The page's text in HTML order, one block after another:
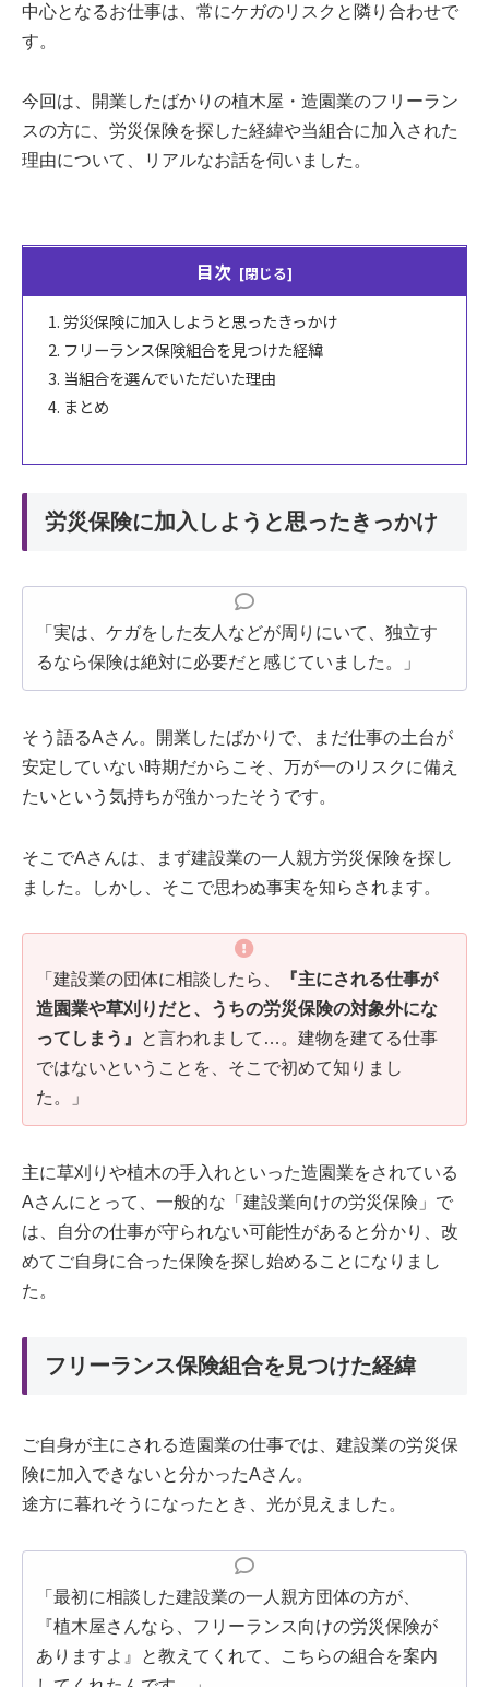
中心となるお仕事は、常にケガのリスクと隣り合わせで
す。
今回は、開業したばかりの植木屋・造園業のフリーラン
スの方に、労災保険を探した経緯や当組合に加入された
理由について、リアルなお話を伺いました。
目次
労災保険に加入しようと思ったきっかけ
フリーランス保険組合を見つけた経緯
当組合を選んでいただいた理由
まとめ
労災保険に加入しようと思ったきっかけ
「実は、ケガをした友人などが周りにいて、独立す
るなら保険は絶対に必要だと感じていました。」
そう語るAさん。開業したばかりで、まだ仕事の土台が
安定していない時期だからこそ、万が一のリスクに備え
たいという気持ちが強かったそうです。
そこでAさんは、まず建設業の一人親方労災保険を探し
ました。しかし、そこで思わぬ事実を知らされます。
「建設業の団体に相談したら、
『主にされる仕事が
造園業や草刈りだと、うちの労災保険の対象外にな
ってしまう』
と言われまして…。建物を建てる仕事
ではないということを、そこで初めて知りまし
た。」
主に草刈りや植木の手入れといった造園業をされている
Aさんにとって、一般的な「建設業向けの労災保険」で
は、自分の仕事が守られない可能性があると分かり、改
めてご自身に合った保険を探し始めることになりまし
た。
フリーランス保険組合を見つけた経緯
ご自身が主にされる造園業の仕事では、建設業の労災保
険に加入できないと分かったAさん。
途方に暮れそうになったとき、光が見えました。
「最初に相談した建設業の一人親方団体の方が、
『植木屋さんなら、フリーランス向けの労災保険が
ありますよ』と教えてくれて、こちらの組合を案内